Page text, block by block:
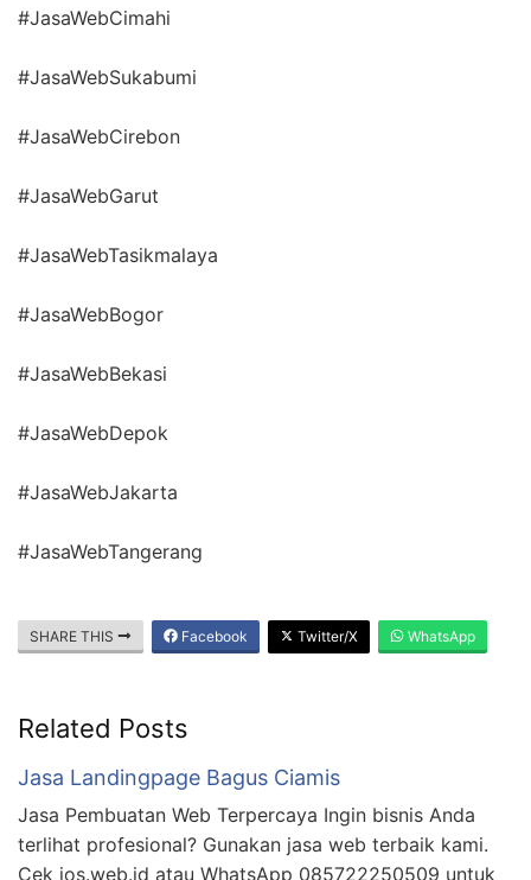
#JasaWebCimahi
#JasaWebSukabumi
#JasaWebCirebon
#JasaWebGarut
#JasaWebTasikmalaya
#JasaWebBogor
#JasaWebBekasi
#JasaWebDepok
#JasaWebJakarta
#JasaWebTangerang
SHARE THIS Facebook Twitter/X WhatsApp
Related Posts
Jasa Landingpage Bagus Ciamis
Jasa Pembuatan Web Terpercaya Ingin bisnis Anda
terlihat profesional? Gunakan jasa web terbaik kami.
Cek jos.web.id atau WhatsApp 085722250509 untuk